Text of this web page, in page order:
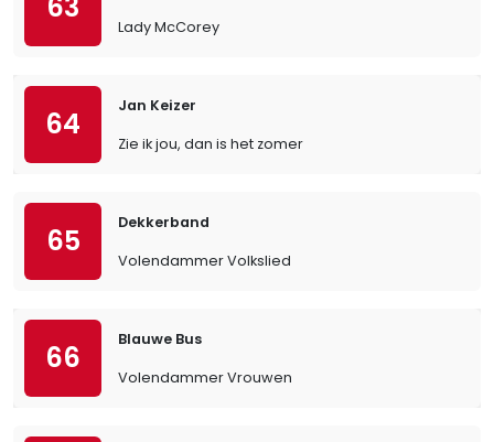
Lady McCorey
64
Jan Keizer
Zie ik jou, dan is het zomer
65
Dekkerband
Volendammer Volkslied
66
Blauwe Bus
Volendammer Vrouwen